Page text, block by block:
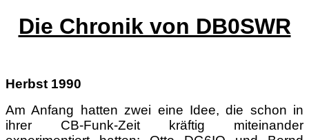
Die Chronik von DB0SWR
Herbst 1990
Am Anfang hatten zwei eine Idee, die schon in
ihrer CB-Funk-Zeit kräftig miteinander